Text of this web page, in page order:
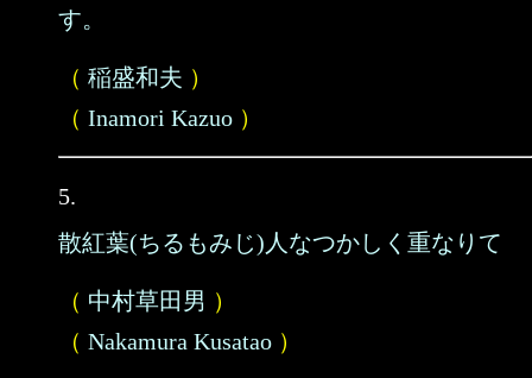
す。
（ 稲盛和夫 ）
（ Inamori Kazuo ）
5.
散紅葉(ちるもみじ)人なつかしく重なりて
（ 中村草田男 ）
（ Nakamura Kusatao ）